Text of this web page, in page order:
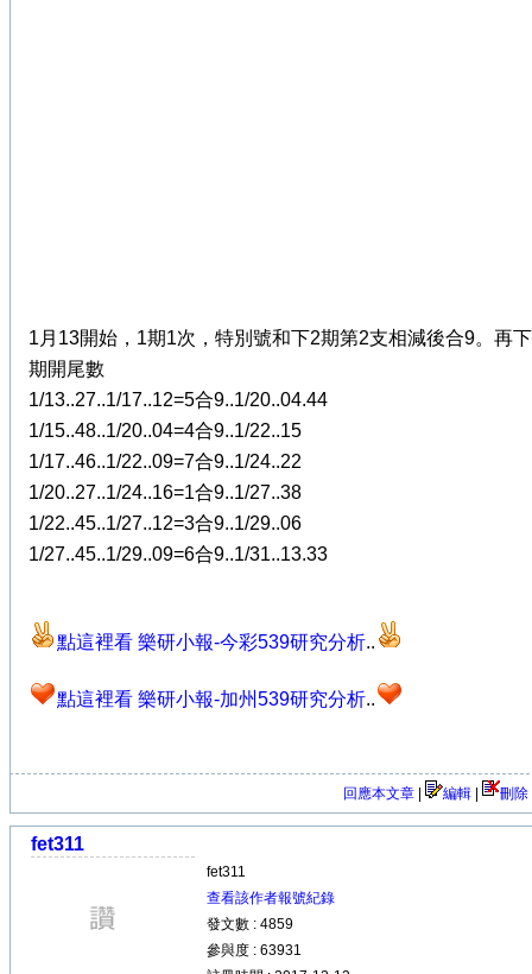
1月13開始，1期1次，特別號和下2期第2支相減後合9。再下
期開尾數
1/13..27..1/17..12=5合9..1/20..04.44
1/15..48..1/20..04=4合9..1/22..15
1/17..46..1/22..09=7合9..1/24..22
1/20..27..1/24..16=1合9..1/27..38
1/22..45..1/27..12=3合9..1/29..06
1/27..45..1/29..09=6合9..1/31..13.33
點這裡看 樂研小報-今彩539研究分析..
點這裡看 樂研小報-加州539研究分析..
回應本文章 編輯 刪除
fet311
fet311
查看該作者報號紀錄
發文數 : 4859
參與度 : 63931